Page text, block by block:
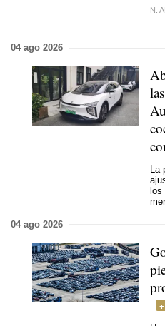
N.
04 ago 2026
La
los
04 ago 2026